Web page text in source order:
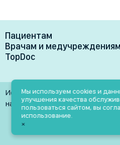
Пациентам
Врачи
Клиники
Лаборатории
Услуги
Блог
Акции и скидки
Врачам и медучреждениям
Преимущества
Медучреждениям
Врачам
TopDoc
Контакты
Помощь
Использование материалов
наличии активной ссылки на
Мы используем cookies и
улучшения качества
пользоваться сайтом, вы
использование.
×